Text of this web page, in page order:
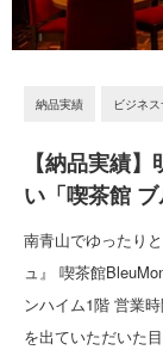
納品実績 ビジネ
【納品実績
い「喫茶館
南青山でゆったり
ュ』 喫茶館
ンハイム1階 営業
を出ていただいた